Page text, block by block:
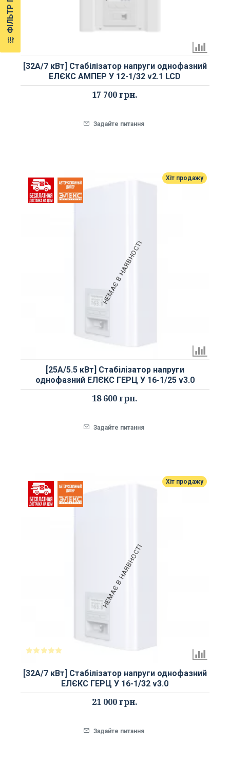
[32А/7 кВт] Стабілізатор напруги однофазний
ЕЛЄКС АМПЕР У 12-1/32 v2.1 LCD
17 700 грн.
Задайте питання
Хіт продажу
НЕМАЄ В НАЯВНОСТІ
[25А/5.5 кВт] Стабілізатор напруги
однофазний ЕЛЄКС ГЕРЦ У 16-1/25 v3.0
18 600 грн.
Задайте питання
Хіт продажу
НЕМАЄ В НАЯВНОСТІ
[32А/7 кВт] Стабілізатор напруги однофазний
ЕЛЄКС ГЕРЦ У 16-1/32 v3.0
21 000 грн.
Задайте питання